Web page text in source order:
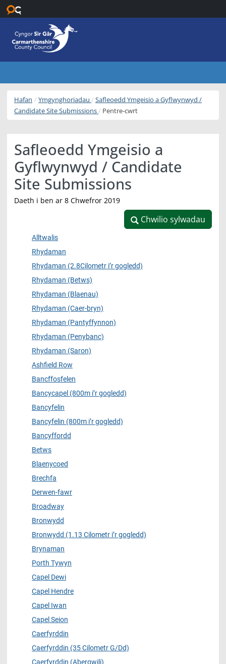
Hafan Ymgynghoriadau
Safleoedd Ymgeisio a Gyflwynwyd /
Candidate Site Submissions
Pentre-cwrt
Safleoedd Ymgeisio a
Gyflwynwyd / Candidate
Site Submissions
Daeth i ben ar 8 Chwefror 2019
Chwilio sylwadau
Chwilio sylwadau
Alltwalis
Rhydaman
Rhydaman (2.8Cilometr i’r gogledd)
Rhydaman (Betws)
Rhydaman (Blaenau)
Rhydaman (Caer-bryn)
Rhydaman (Pantyffynnon)
Rhydaman (Penybanc)
Rhydaman (Saron)
Ashfield Row
Bancffosfelen
Bancycapel (800m i’r gogledd)
Bancyfelin
Bancyfelin (800m i’r gogledd)
Bancyffordd
Betws
Blaenycoed
Brechfa
Derwen-fawr
Broadway
Bronwydd
Bronwydd (1.13 Cilometr i’r gogledd)
Brynaman
Porth Tywyn
Capel Dewi
Capel Hendre
Capel Iwan
Capel Seion
Caerfyrddin
Caerfyrddin (35 Cilometr G/Dd)
Caerfyrddin (Abergwili)